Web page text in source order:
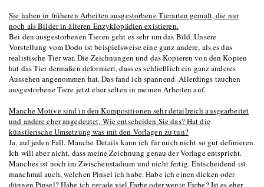
Sie haben in früheren Arbeiten ausgestorbene Tierarten gemalt, die nur
noch als Bilder in älteren Enzyklopädien existieren.
Bei den ausgestorbenen Tieren geht es sehr um das Bild. Unsere
Vorstellung vom Dodo ist beispielsweise eine ganz andere, als es das
realistische Tier war. Die Zeichnungen und das Kopieren von den Kopien
hat das Tier dermaßen deformiert, dass es schließlich ein ganz anderes
Aussehen angenommen hat. Das fand ich spannend. Allerdings tauchen
ausgestorbene Tiere jetzt eher selten in meinen Arbeiten auf.
Manche Motive sind in den Kompositionen sehr detailreich ausgearbeitet
und andere eher angedeutet. Wie entscheiden Sie das? Hat die
künstlerische Umsetzung was mit den Vorlagen zu tun?
Ja, auf jeden Fall. Manche Details kann ich für mich nicht so gut definieren.
Ich will aber nicht, dass meine Zeichnung genau der Vorlage entspricht.
Manches ist noch im Zwischenstadium und nicht fertig. Entscheidend ist
manchmal auch, welchen Pinsel ich habe. Habe ich einen dicken oder
dünnen Pinsel? Habe ich gerade viel Farbe oder wenig Farbe? Ist es eher